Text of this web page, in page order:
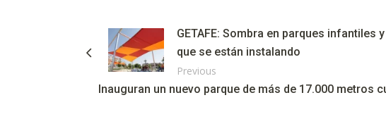
GETAFE: Sombra en parques
que se están instalando
Previous
Inauguran un nuevo parque de más de 17.000 metros